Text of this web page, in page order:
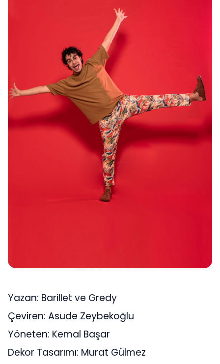
Yazan: Barillet ve Gredy
Çeviren: Asude Zeybekoğlu
Yöneten: Kemal Başar
Dekor Tasarımı: Murat Gülmez